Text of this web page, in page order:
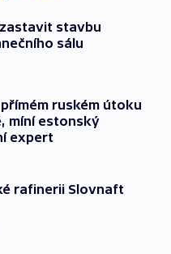
stavbu
sálu
ruském útoku
míní estonský
expert
rafinerii Slovnaft